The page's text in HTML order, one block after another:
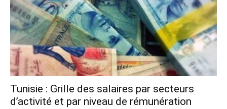
Tunisie : Grille des salaires par secteurs
d’activité et par niveau de rémunération